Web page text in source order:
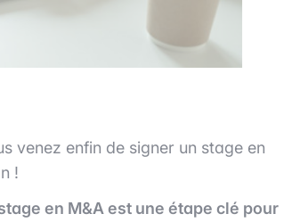
venez enfin de signer un stage en
!
en M&A est une étape clé pour